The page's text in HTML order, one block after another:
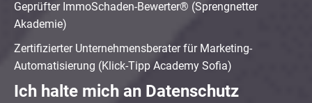
Geprüfter ImmoSchaden-Bewerter® (Sprengnetter
Akademie)
Zertifizierter Unternehmensberater für Marketing-
Automatisierung (Klick-Tipp Academy Sofia)
Ich halte mich an Datenschutz